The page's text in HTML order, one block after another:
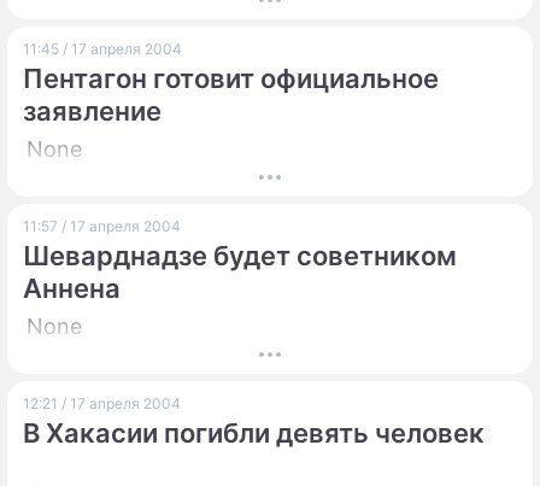
11:45 / 17 апреля 2004
Пентагон готовит официальное
заявление
None
11:57 / 17 апреля 2004
Шеварднадзе будет советником
Аннена
None
12:21 / 17 апреля 2004
B Хакасии погибли девять человек